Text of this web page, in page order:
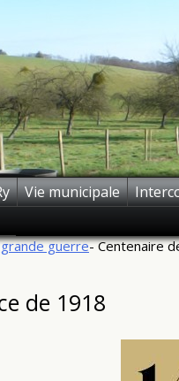
Vie municipale
guerre- Centenaire
de 1918